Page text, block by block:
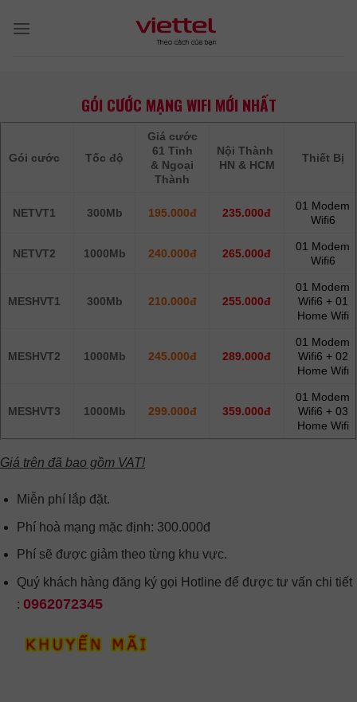
GÓI CƯỚC MẠNG WIFI MỚI NHẤT
Gói cước Tốc độ
Giá cước
61 Tỉnh
& Ngoại
Thành
Nội Thành
HN & HCM
Thiết Bị
NETVT1 300Mb 195.000đ 235.000đ
01 Modem
Wifi6
NETVT2 1000Mb 240.000đ 265.000đ
01 Modem
Wifi6
MESHVT1 300Mb 210.000đ 255.000đ
01 Modem
Wifi6 + 01
Home Wifi
MESHVT2 1000Mb 245.000đ 289.000đ
01 Modem
Wifi6 + 02
Home Wifi
MESHVT3 1000Mb 299.000đ 359.000đ
01 Modem
Wifi6 + 03
Home Wifi
Giá trên đã bao gồm VAT!
Miễn phí lắp đặt.
Phí hoà mạng mặc định: 300.000đ
Phí sẽ được giảm theo từng khu vực.
Quý khách hàng đăng ký gọi Hotline để được tư vấn chi tiết
: 0962072345